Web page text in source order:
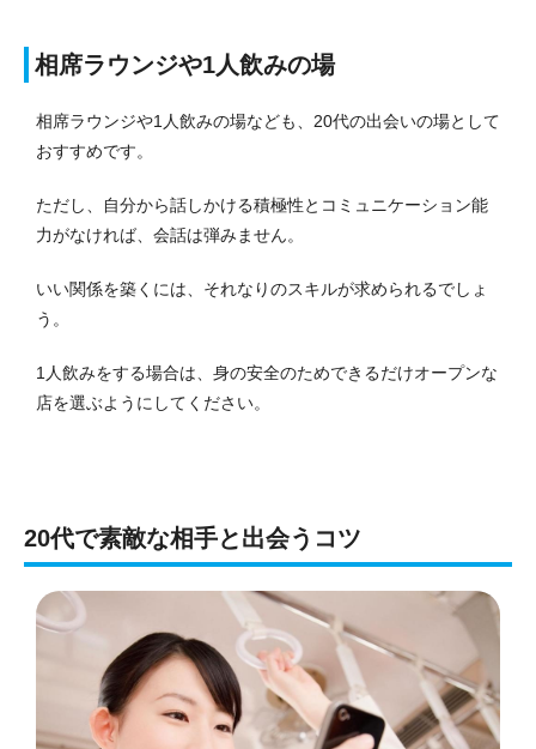
相席ラウンジや1人飲みの場
相席ラウンジや1人飲みの場なども、20代の出会いの場として
おすすめです。
ただし、自分から話しかける積極性とコミュニケーション能
力がなければ、会話は弾みません。
いい関係を築くには、それなりのスキルが求められるでしょ
う。
1人飲みをする場合は、身の安全のためできるだけオープンな
店を選ぶようにしてください。
20代で素敵な相手と出会うコツ